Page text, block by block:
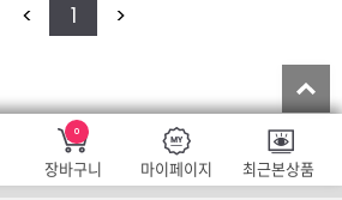
< 1 >
장바구니 마이페이지 최근본상품